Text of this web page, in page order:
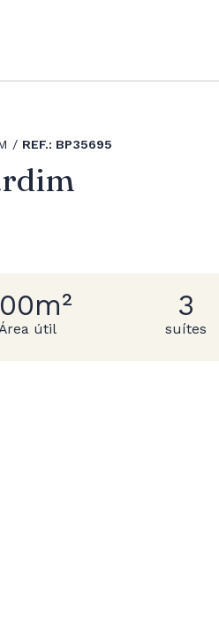
REF.: BP35695
Área útil
3
suítes